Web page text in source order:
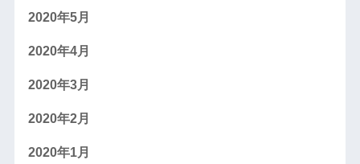
2020年5月
2020年4月
2020年3月
2020年2月
2020年1月